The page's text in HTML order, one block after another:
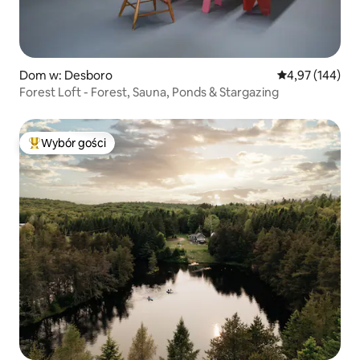
Dom w: Desboro Średnia
4,97 (144)
Forest Loft - Forest, Sauna, Ponds & Stargazing
Najpopularniejsze z kategorii Wybór gości
Wybór gości